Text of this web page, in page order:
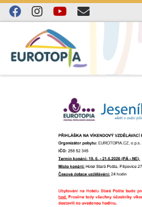
Skip to content